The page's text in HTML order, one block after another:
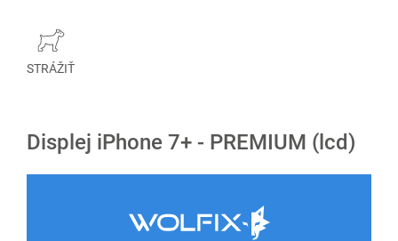
STRÁŽIŤ
Displej iPhone 7+ - PREMIUM (lcd)